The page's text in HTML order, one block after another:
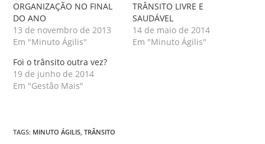
ORGANIZAÇÃO NO FINAL
DO ANO
13 de novembro de 2013
Em "Minuto Ágilis"
TRÂNSITO LIVRE E
SAUDÁVEL
14 de maio de 2014
Em "Minuto Ágilis"
Foi o trânsito outra vez?
19 de junho de 2014
Em "Gestão Mais"
TAGS: MINUTO ÁGILIS, TRÂNSITO